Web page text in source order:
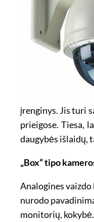
įrenginys. Jis turi
prieigose. Tiesa,
daugybės išlaidų,
„Box“ tipo
Analogines
nurodo
monitorių,